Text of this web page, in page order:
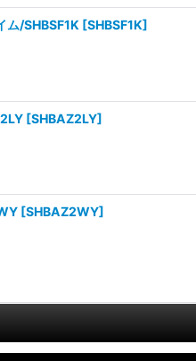
/SHBSF1K [SHBSF1K]
[SHBAZ2LY]
[SHBAZ2WY]